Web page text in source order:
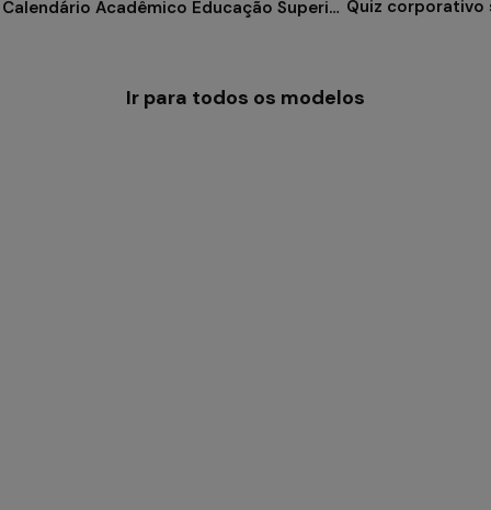
Calendário Acadêmico Educação Superior Quiz corporativo
Ir para todos os modelos